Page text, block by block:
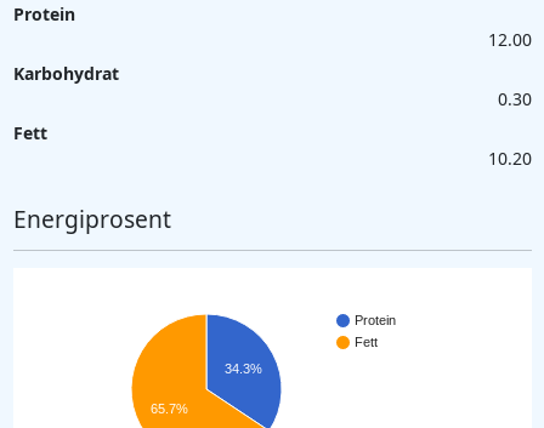
Protein
12.00
Karbohydrat
0.30
Fett
10.20
Energiprosent
Protein
Fett
34.3%
65.7%